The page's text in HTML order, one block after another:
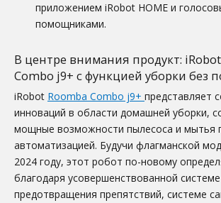
приложением iRobot HOME и
помощниками.
В центре внимания продукт:
Combo j9+ с функцией уборки без
iRobot Roomba Combo j9+ представляет
инноваций в области домашней уборки,
мощные возможности пылесоса и мытья
автоматизацией. Будучи флагманской
2024 году, этот робот по-новому
благодаря усовершенствованной системе
предотвращения препятствий, системе